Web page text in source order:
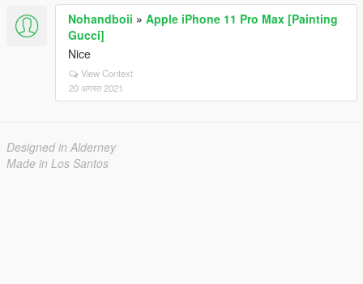
Nohandboii » Apple iPhone 11 Pro Max [Painting
Gucci]
Nice
View Context
20 अगस्त 2021
Designed in Alderney
Made in Los Santos